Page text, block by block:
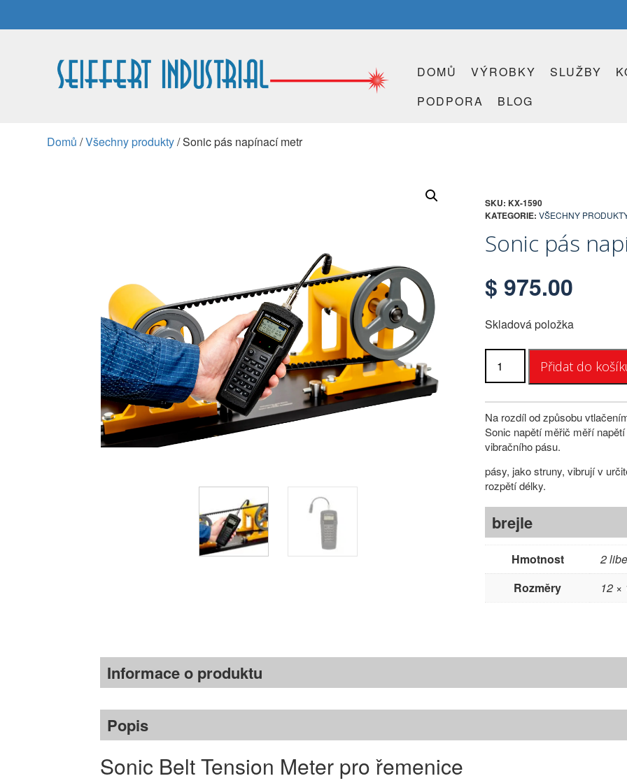
DOMŮ VÝROBKY SLUŽBY
PODPORA
BLOG
Domů /Všechny produkty/ Sonic pás napínací metr
SKU:KX-1590
KATEGORIE:VŠECHNY
Sonic pás
$ 975.00
Skladová položka
Množství
měřiče
napínání
řemenu
Sonic
Přidat do
Na rozdíl od způsobu
Sonic napětí měřič měří
vibračního pásu.
pásy, jako struny, vibrují v
rozpětí délky.
brejle
Hmotnost
2
Rozměry
12 ×
Informace o produktu
Popis
Sonic Belt Tension Meter pro řemenice